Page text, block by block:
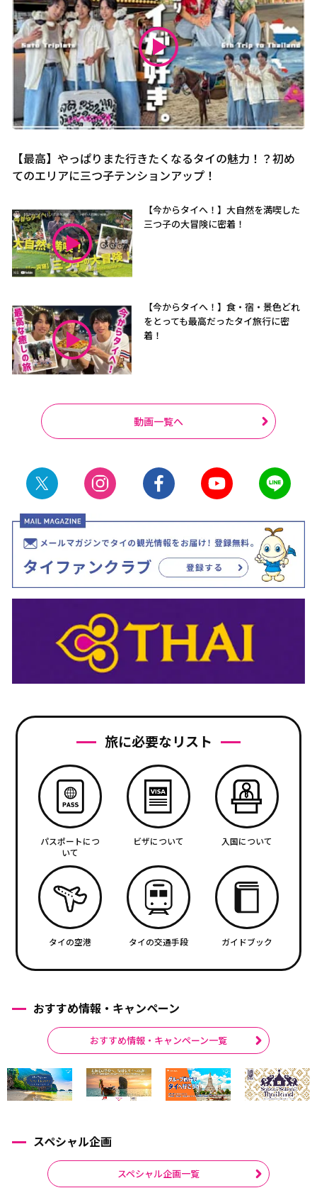
【最高】やっぱりまた行きたくなるタイの魅力！？初め
てのエリアに三つ子テンションアップ！
【今からタイへ！】大自然を満喫した
三つ子の大冒険に密着！
【今からタイへ！】食・宿・景色どれ
をとっても最高だったタイ旅行に密
着！
動画一覧へ
旅に必要なリスト
パスポートにつ
いて
ビザについて 入国について
タイの空港 タイの交通手段 ガイドブック
おすすめ情報・キャンペーン
おすすめ情報・キャンペーン一覧
スペシャル企画
スペシャル企画一覧